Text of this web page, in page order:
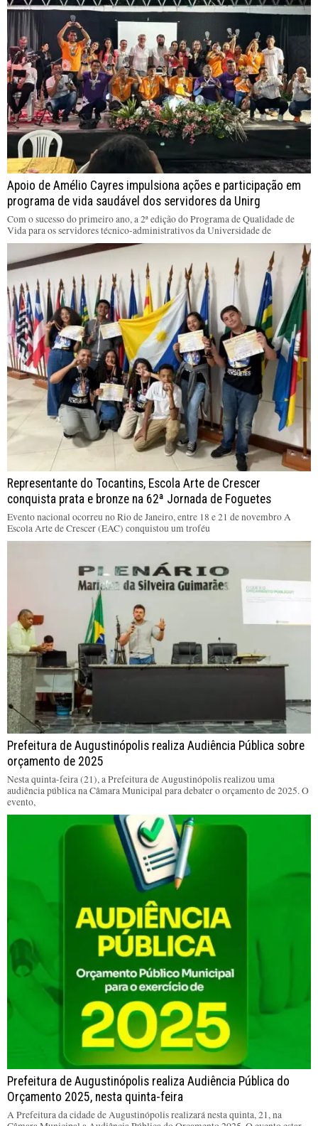
Apoio de Amélio Cayres impulsiona ações e participação em
programa de vida saudável dos servidores da Unirg
Com o sucesso do primeiro ano, a 2ª edição do Programa de Qualidade de
Vida para os servidores técnico-administrativos da Universidade de
Representante do Tocantins, Escola Arte de Crescer
conquista prata e bronze na 62ª Jornada de Foguetes
Evento nacional ocorreu no Rio de Janeiro, entre 18 e 21 de novembro A
Escola Arte de Crescer (EAC) conquistou um troféu
Prefeitura de Augustinópolis realiza Audiência Pública sobre
orçamento de 2025
Nesta quinta-feira (21), a Prefeitura de Augustinópolis realizou uma
audiência pública na Câmara Municipal para debater o orçamento de 2025. O
evento,
Prefeitura de Augustinópolis realiza Audiência Pública do
Orçamento 2025, nesta quinta-feira
A Prefeitura da cidade de Augustinópolis realizará nesta quinta, 21, na